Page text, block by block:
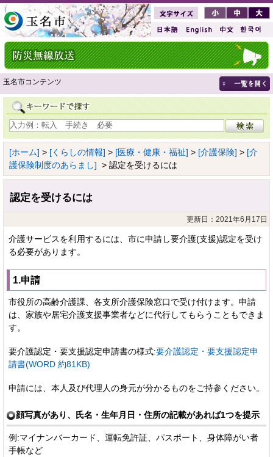
玉名市コンテンツ
[ホーム] > [くらしの情報] > [医療・健康・福祉] > [介護保険] > [介
護保険制度のあらまし] > 認定を受けるには
認定を受けるには
更新日：2021年6月17日
介護サービスを利用するには、市に申請し要介護(支援)認定を受け
る必要があります。
1.申請
市役所の高齢介護課、各支所介護保険窓口で受け付けます。申請
は、家族や居宅介護支援事業者などに代行してもらうこともできま
す。
要介護認定・要支援認定申請書の様式:要介護認定・要支援認定申
請書(WORD 約81KB)
申請には、本人及び代理人の身元が分かるものをご持参ください。
顔写真があり、氏名・生年月日・住所の記載があれば1つを提示
例:マイナンバーカード、運転免許証、パスポート、身体障がい者
手帳など